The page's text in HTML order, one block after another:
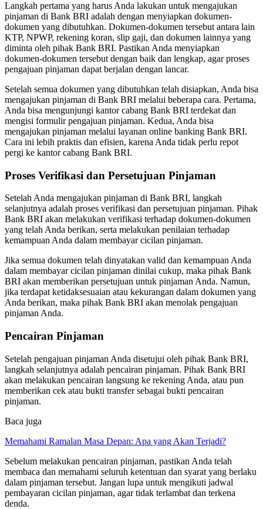
Langkah pertama yang harus Anda lakukan untuk mengajukan
pinjaman di Bank BRI adalah dengan menyiapkan dokumen-
dokumen yang dibutuhkan. Dokumen-dokumen tersebut antara lain
KTP, NPWP, rekening koran, slip gaji, dan dokumen lainnya yang
diminta oleh pihak Bank BRI. Pastikan Anda menyiapkan
dokumen-dokumen tersebut dengan baik dan lengkap, agar proses
pengajuan pinjaman dapat berjalan dengan lancar.
Setelah semua dokumen yang dibutuhkan telah disiapkan, Anda bisa
mengajukan pinjaman di Bank BRI melalui beberapa cara. Pertama,
Anda bisa mengunjungi kantor cabang Bank BRI terdekat dan
mengisi formulir pengajuan pinjaman. Kedua, Anda bisa
mengajukan pinjaman melalui layanan online banking Bank BRI.
Cara ini lebih praktis dan efisien, karena Anda tidak perlu repot
pergi ke kantor cabang Bank BRI.
Proses Verifikasi dan Persetujuan Pinjaman
Setelah Anda mengajukan pinjaman di Bank BRI, langkah
selanjutnya adalah proses verifikasi dan persetujuan pinjaman. Pihak
Bank BRI akan melakukan verifikasi terhadap dokumen-dokumen
yang telah Anda berikan, serta melakukan penilaian terhadap
kemampuan Anda dalam membayar cicilan pinjaman.
Jika semua dokumen telah dinyatakan valid dan kemampuan Anda
dalam membayar cicilan pinjaman dinilai cukup, maka pihak Bank
BRI akan memberikan persetujuan untuk pinjaman Anda. Namun,
jika terdapat ketidaksesuaian atau kekurangan dalam dokumen yang
Anda berikan, maka pihak Bank BRI akan menolak pengajuan
pinjaman Anda.
Pencairan Pinjaman
Setelah pengajuan pinjaman Anda disetujui oleh pihak Bank BRI,
langkah selanjutnya adalah pencairan pinjaman. Pihak Bank BRI
akan melakukan pencairan langsung ke rekening Anda, atau pun
memberikan cek atau bukti transfer sebagai bukti pencairan
pinjaman.
Baca juga
Memahami Ramalan Masa Depan: Apa yang Akan Terjadi?
Sebelum melakukan pencairan pinjaman, pastikan Anda telah
membaca dan memahami seluruh ketentuan dan syarat yang berlaku
dalam pinjaman tersebut. Jangan lupa untuk mengikuti jadwal
pembayaran cicilan pinjaman, agar tidak terlambat dan terkena
denda.